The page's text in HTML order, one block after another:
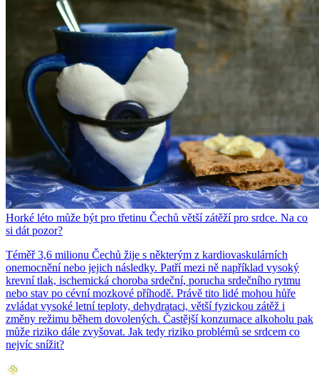
Horké léto může být pro třetinu Čechů větší zátěží pro srdce. Na co
si dát pozor?
Téměř 3,6 milionu Čechů žije s některým z kardiovaskulárních
onemocnění nebo jejich následky. Patří mezi ně například vysoký
krevní tlak, ischemická choroba srdeční, porucha srdečního rytmu
nebo stav po cévní mozkové příhodě. Právě tito lidé mohou hůře
zvládat vysoké letní teploty, dehydrataci, větší fyzickou zátěž i
změny režimu během dovolených. Častější konzumace alkoholu pak
může riziko dále zvyšovat. Jak tedy riziko problémů se srdcem co
nejvíc snížit?